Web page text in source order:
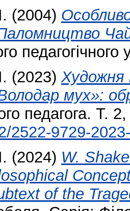
(2004)
(2023) Художня
мух»:
педагога.
2522-9729-
(2024) W.
of the